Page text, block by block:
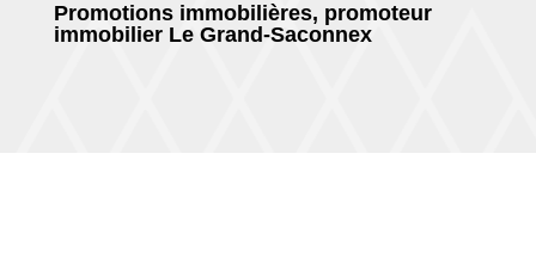
Promotions immobilières, promoteur
immobilier Le Grand-Saconnex